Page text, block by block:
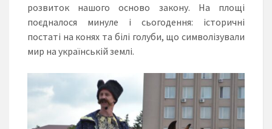
розвиток нашого осново закону. На площі
поєдналося минуле і сьогодення: історичні
постаті на конях та білі голуби, що символізували
мир на українській землі.